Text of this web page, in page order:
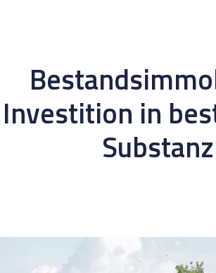
Investition in
Substanz